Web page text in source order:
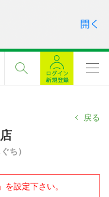
戻る
ち）
設定下さい。